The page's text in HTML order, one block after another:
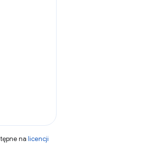
na licencji